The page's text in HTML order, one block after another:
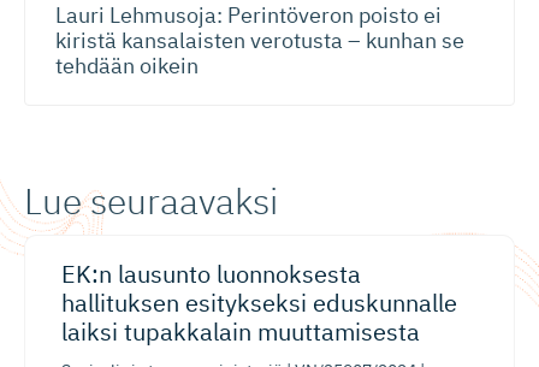
Lauri Lehmusoja: Perintöveron poisto ei
kiristä kansalaisten verotusta – kunhan se
tehdään oikein
Lue seuraavaksi
EK:n lausunto luonnoksesta
hallituksen esitykseksi eduskunnalle
laiksi tupakkalain muuttamisesta